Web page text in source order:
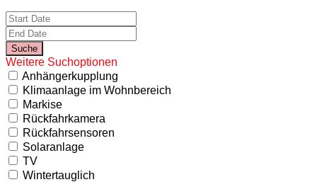
Weitere Suchoptionen
Anhängerkupplung
Klimaanlage im Wohnbereich
Markise
Rückfahrkamera
Rückfahrsensoren
Solaranlage
TV
Wintertauglich